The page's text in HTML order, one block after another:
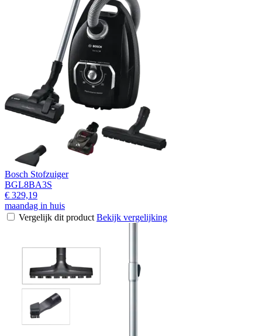
Bosch Stofzuiger
BGL8BA3S
€ 329,19
maandag in huis
Vergelijk dit product Bekijk vergelijking